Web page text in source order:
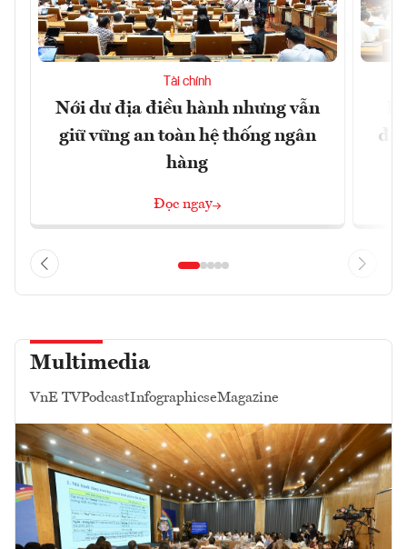
Tài chính
Nới dư địa điều hành nhưng vẫn
giữ vững an toàn hệ thống ngân
hàng
Đọc ngay
Multimedia
VnE TVPodcastInfographicseMagazine